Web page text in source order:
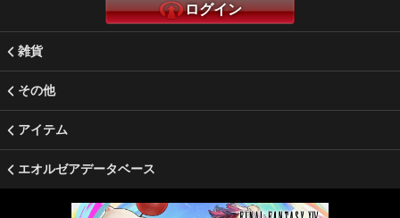
ログイン
雑貨
その他
アイテム
エオルゼアデータベース